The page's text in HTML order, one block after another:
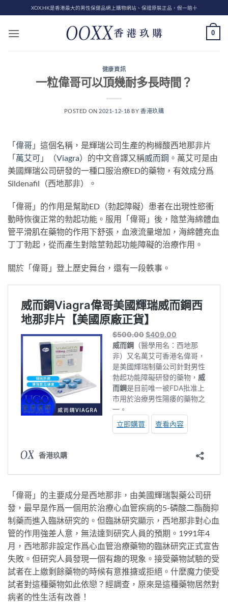
to
content
XOX.HK是香港最大的男性保健品網上購物網站、保證原裝正品，假一賠十
0
健康資訊
一粒偉哥可以頂幾耐多長時間？
POSTED ON 2021-12-18 BY香港玖購
「偉哥 」這個名稱，是輝瑞公司生產的枸櫞酸西地那非片
「萬艾可 」（Viagra）的中文音譯又稱威而鋼 。萬艾可是由
美國輝瑞公司研發的一種口服治療ED的藥物，有效成分爲
Sildenafil（西地那非）。
「偉哥」的作用是幫助ED（勃起障礙）患者在出現性慾衝
動時恢復正常的勃起功能。服用「偉哥」後，陰莖海綿體血
管平滑肌在藥物的作用下舒張，血液流量增加，海綿體充血
丁丁勃起，從而產生對陰莖勃起功能障礙的治療作用。
關於「偉哥」登上歷史舞台，還有一段軼事。
「偉哥」的主要成分是西地那非，由美國輝瑞製藥公司研
發，最早是作爲一個用於治療心血管疾病的5-磷酸二酯酶抑
制藥而進入臨牀研究的。但臨牀研究顯示，西地那非對心血
管的作用強差人意，無法達到研究人員的預期。1991年4
月，西地那非設定作爲心血管治療藥物的臨牀研究正式宣告
失敗。但研究人員發現一個有趣的現象。接受藥物試驗的受
試者在上繳剩餘藥物的時候有意推搪或拒絕。什麼魔力使受
試者對這種藥物如此依戀？經調查，原來是這種藥物居然對
病者的性生活有改善！